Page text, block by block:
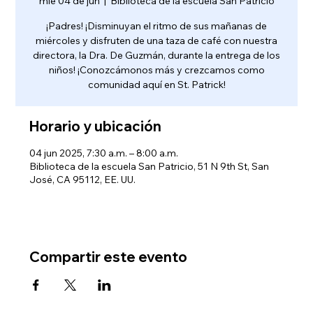
¡Padres! ¡Disminuyan el ritmo de sus mañanas de
miércoles y disfruten de una taza de café con nuestra
directora, la Dra. De Guzmán, durante la entrega de los
niños! ¡Conozcámonos más y crezcamos como
comunidad aquí en St. Patrick!
Horario y ubicación
04 jun 2025, 7:30 a.m. – 8:00 a.m.
Biblioteca de la escuela San Patricio, 51 N 9th St, San
José, CA 95112, EE. UU.
Compartir este evento